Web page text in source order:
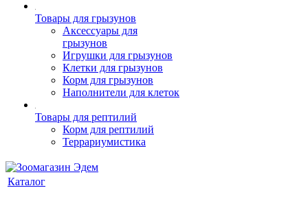
Товары для грызунов
Аксессуары для
грызунов
Игрушки для грызунов
Клетки для грызунов
Корм для грызунов
Наполнители для клеток
Товары для рептилий
Корм для рептилий
Террариумистика
Каталог